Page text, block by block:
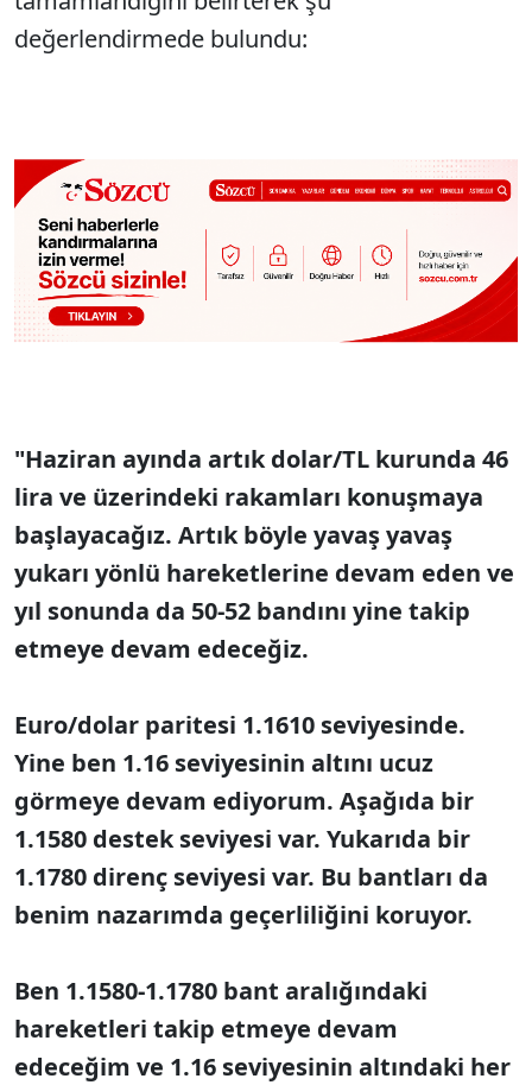
değerlendirmede bulundu:
"Haziran ayında artık dolar/TL kurunda 46
lira ve üzerindeki rakamları konuşmaya
başlayacağız. Artık böyle yavaş yavaş
yukarı yönlü hareketlerine devam eden ve
yıl sonunda da 50-52 bandını yine takip
etmeye devam edeceğiz.
Euro/dolar paritesi 1.1610 seviyesinde.
Yine ben 1.16 seviyesinin altını ucuz
görmeye devam ediyorum. Aşağıda bir
1.1580 destek seviyesi var. Yukarıda bir
1.1780 direnç seviyesi var. Bu bantları da
benim nazarımda geçerliliğini koruyor.
Ben 1.1580-1.1780 bant aralığındaki
hareketleri takip etmeye devam
edeceğim ve 1.16 seviyesinin altındaki her